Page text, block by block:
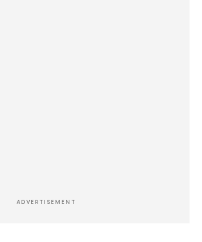
ADVERTISEMENT